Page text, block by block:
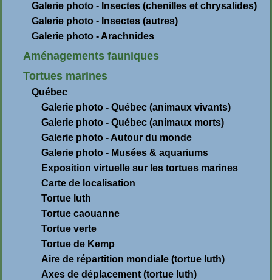
Galerie photo - Insectes (chenilles et chrysalides)
Galerie photo - Insectes (autres)
Galerie photo - Arachnides
Aménagements fauniques
Tortues marines
Québec
Galerie photo - Québec (animaux vivants)
Galerie photo - Québec (animaux morts)
Galerie photo - Autour du monde
Galerie photo - Musées & aquariums
Exposition virtuelle sur les tortues marines
Carte de localisation
Tortue luth
Tortue caouanne
Tortue verte
Tortue de Kemp
Aire de répartition mondiale (tortue luth)
Axes de déplacement (tortue luth)